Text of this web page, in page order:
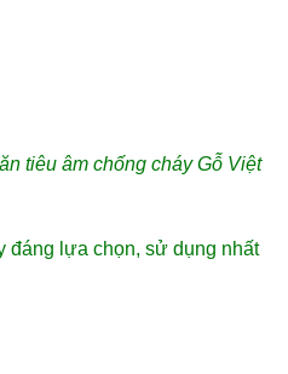
tiêu âm chống cháy Gỗ Việt